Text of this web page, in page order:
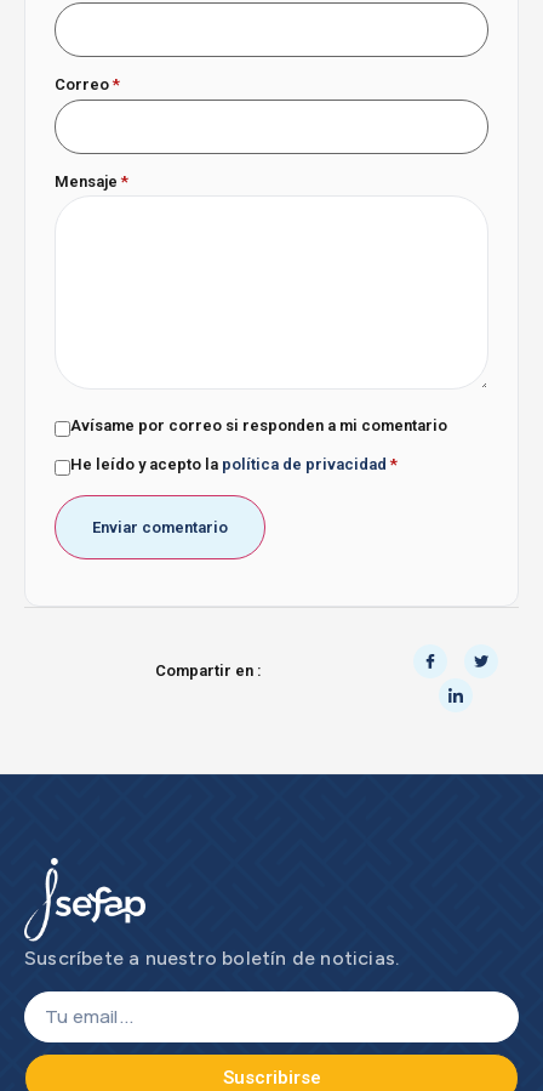
Correo*
Mensaje*
Avísame por correo si responden a mi comentario
He leído y acepto la política de privacidad *
Compartir en :
Suscríbete a nuestro boletín de noticias.
Suscribirse